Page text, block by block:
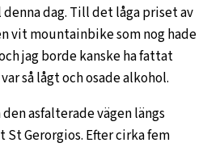
dag. Till det låga priset av
vit mountainbike som nog hade
jag borde kanske ha fattat
så lågt och osade alkohol.
asfalterade vägen längs
Gerorgios. Efter cirka fem